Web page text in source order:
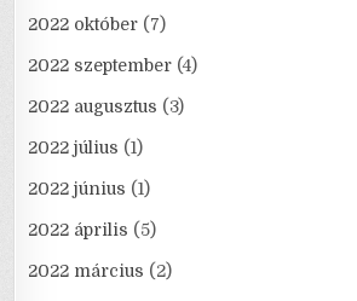
2022 október (7)
2022 szeptember (4)
2022 augusztus (3)
2022 július (1)
2022 június (1)
2022 április (5)
2022 március (2)